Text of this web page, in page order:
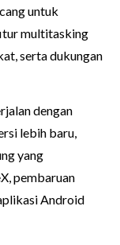
untuk
multitasking
serta dukungan
dengan
lebih baru,
yang
pembaruan
Android